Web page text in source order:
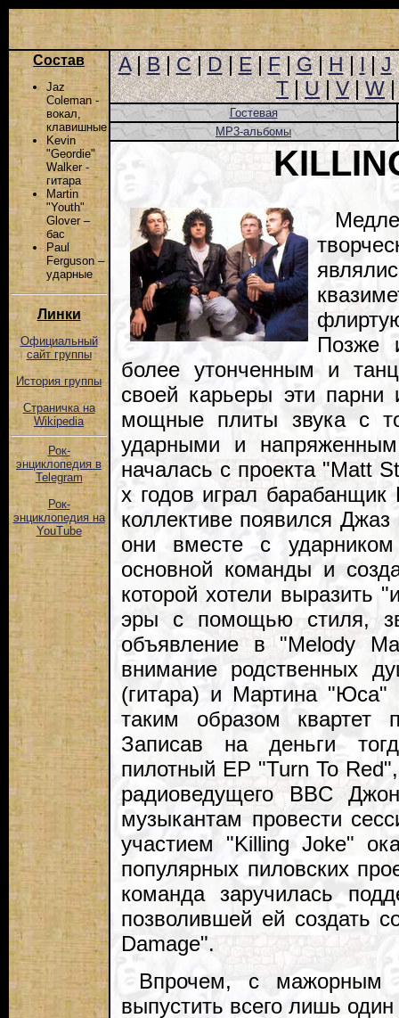
Состав
Jaz
Coleman -
вокал,
клавишные
Kevin
"Geordie"
Walker -
гитара
Martin
"Youth"
Glover –
бас
Paul
Ferguson –
ударные
Линки
Официальный
сайт группы
История группы
Страничка на
Wikipedia
Рок-
энциклопедия в
Telegram
Рок-
энциклопедия на
YouTube
A|B|C|D|E|F|G|H|I|J
T|U|V|W
Гостевая
MP3-альбомы
Позже
более утонченным и
своей карьеры эти парни
мощные плиты звука с
ударными и
началась с проекта "Matt
х годов играл
коллективе появился
они вместе с
основной команды и
которой хотели выразить
эры с помощью стиля,
объявление в "Melody
внимание родственных
(гитара) и Мартина "Юса"
таким образом квартет
Записав на деньги
пилотный EP "Turn To
радиоведущего BBC
музыкантам провести
участием "Killing Joke"
популярных пиловских
команда заручилась
позволившей ей создать
Damage".
Впрочем, с мажорным
выпустить всего лишь